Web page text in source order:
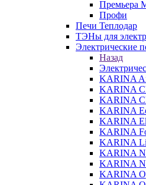
Премьера
Профи
Печи Теплодар
ТЭНы для
Электрические
Назад
KARINA
KARINA
KARINA
KARINA
KARINA
KARINA
KARINA
KARINA
KARINA
KARINA